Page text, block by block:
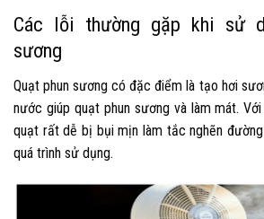
Các lỗi thường gặp khi sử
sương
Quạt phun sương có đặc điểm là tạo hơi
nước giúp quạt phun sương và làm mát.
quạt rất dễ bị bụi mịn làm tắc nghẽn
quá trình sử dụng.